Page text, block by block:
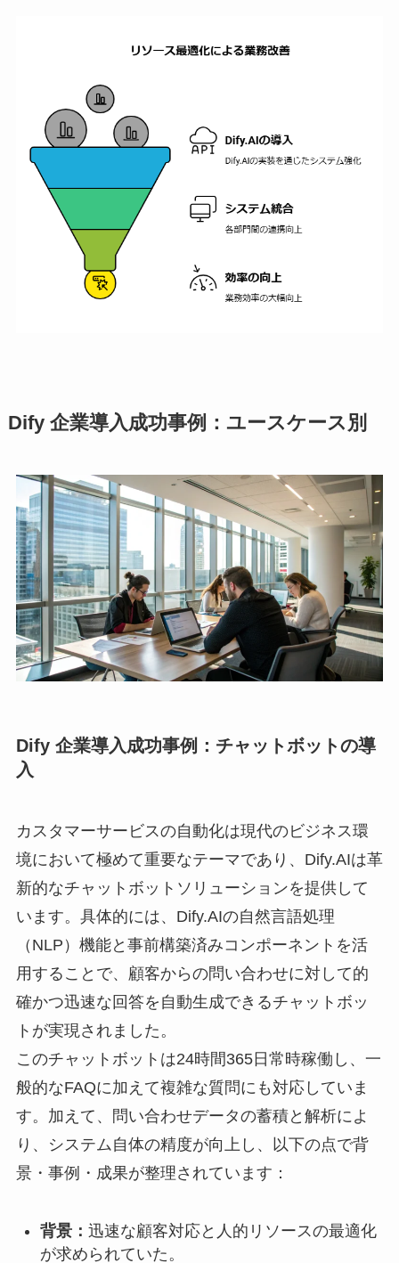
Dify 企業導入成功事例：ユースケース別
Dify 企業導入成功事例：チャットボットの導
入
カスタマーサービスの自動化は現代のビジネス環
境において極めて重要なテーマであり、Dify.AIは革
新的なチャットボットソリューションを提供して
います。具体的には、Dify.AIの自然言語処理
（NLP）機能と事前構築済みコンポーネントを活
用することで、顧客からの問い合わせに対して的
確かつ迅速な回答を自動生成できるチャットボッ
トが実現されました。
このチャットボットは24時間365日常時稼働し、一
般的なFAQに加えて複雑な質問にも対応していま
す。加えて、問い合わせデータの蓄積と解析によ
り、システム自体の精度が向上し、以下の点で背
景・事例・成果が整理されています：
背景： 迅速な顧客対応と人的リソースの最適化
が求められていた。